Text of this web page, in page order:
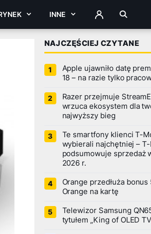
INNE ZALOGUJ
NAJCZĘŚCIEJ CZYTANE
Apple ujawniło datę
18 – na razie tylko
Razer przejmuje
wrzuca ekosystem dla
najwyższy bieg
Te smartfony klienci T-
wybierali najchętniej –
podsumowuje sprzedaż
2026 r.
Orange przedłuża bonus
Orange na kartę
Telewizor Samsung
tytułem „King of OLED